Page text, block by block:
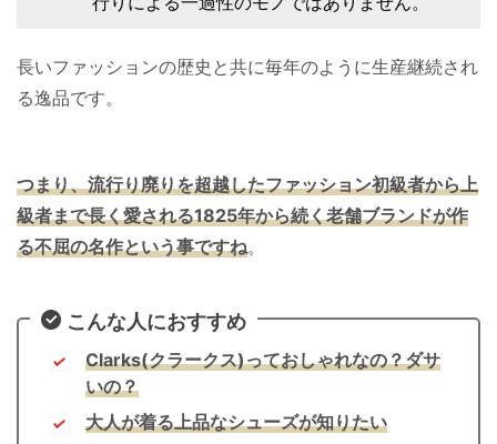
長いファッションの歴史と共に毎年のように生産継続され
る逸品です。
つまり、流行り廃りを超越したファッション初級者から上
級者まで長く愛される1825年から続く老舗ブランドが作
る不屈の名作という事ですね。
こんな人におすすめ
Clarks(クラークス)っておしゃれなの？ダサ
いの？
大人が着る上品なシューズが知りたい